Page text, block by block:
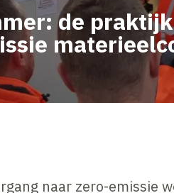
de
naar zero-emissie